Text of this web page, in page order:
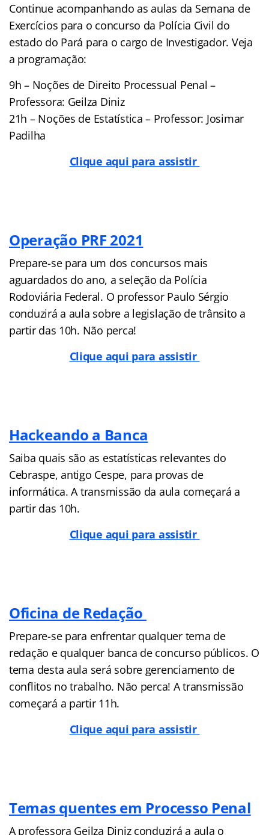
Continue acompanhando as aulas da Semana de
Exercícios para o concurso da Polícia Civil do
estado do Pará para o cargo de Investigador. Veja
a programação:
9h – Noções de Direito Processual Penal –
Professora: Geilza Diniz
21h – Noções de Estatística – Professor: Josimar
Padilha
Clique aqui para assistir
Operação PRF 2021
Prepare-se para um dos concursos mais
aguardados do ano, a seleção da Polícia
Rodoviária Federal. O professor Paulo Sérgio
conduzirá a aula sobre a legislação de trânsito a
partir das 10h. Não perca!
Clique aqui para assistir
Hackeando a Banca
Saiba quais são as estatísticas relevantes do
Cebraspe, antigo Cespe, para provas de
informática. A transmissão da aula começará a
partir das 10h.
Clique aqui para assistir
Oficina de Redação
Prepare-se para enfrentar qualquer tema de
redação e qualquer banca de concurso públicos. O
tema desta aula será sobre gerenciamento de
conflitos no trabalho. Não perca! A transmissão
começará a partir 11h.
Clique aqui para assistir
Temas quentes em Processo Penal
A professora Geilza Diniz conduzirá a aula o